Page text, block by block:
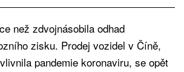
než zdvojnásobila odhad
zisku. Prodej vozidel v Číně,
pandemie koronaviru, se opět